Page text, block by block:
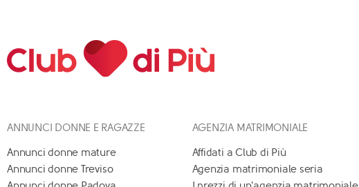
ANNUNCI DONNE E RAGAZZE
Annunci donne mature
Annunci donne Treviso
AGENZIA MATRIMONIALE
Affidati a Club di Più
Agenzia matrimoniale seria